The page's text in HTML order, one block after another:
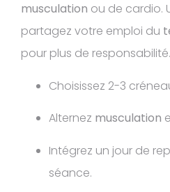
musculation ou de cardio.
partagez votre emploi du
pour plus de responsabilité.
Choisissez 2-3
Alternez musculation
Intégrez un jour de
séance.